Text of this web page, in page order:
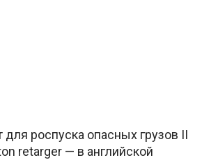
для роспуска опасных грузов II
retarger — в английской